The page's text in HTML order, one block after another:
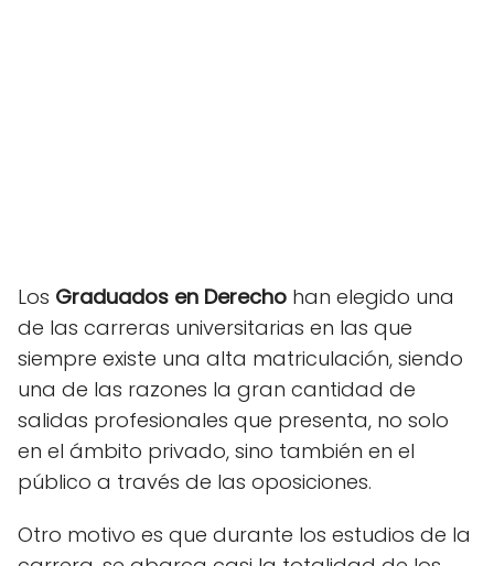
Los Graduados en Derecho han elegido una
de las carreras universitarias en las que
siempre existe una alta matriculación, siendo
una de las razones la gran cantidad de
salidas profesionales que presenta, no solo
en el ámbito privado, sino también en el
público a través de las oposiciones.
Otro motivo es que durante los estudios de la